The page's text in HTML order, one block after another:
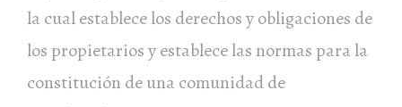
la cual establece los derechos y obligaciones de
los propietarios y establece las normas para la
constitución de una comunidad de